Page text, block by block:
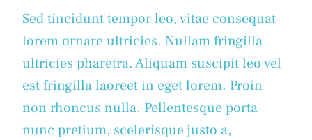
Sed tincidunt tempor leo, vitae consequat
lorem ornare ultricies. Nullam fringilla
ultricies pharetra. Aliquam suscipit leo vel
est fringilla laoreet in eget lorem. Proin
non rhoncus nulla. Pellentesque porta
nunc pretium, scelerisque justo a,